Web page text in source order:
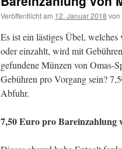
Veröffentlicht am 12. Januar 2018 von
Es ist ein lästiges Übel,
oder einzahlt, wird mit
gefundene Münzen von Omas-
Gebühren pro Vorgang sein?
Abfuhr.
7,50 Euro pro Bareinzahlung